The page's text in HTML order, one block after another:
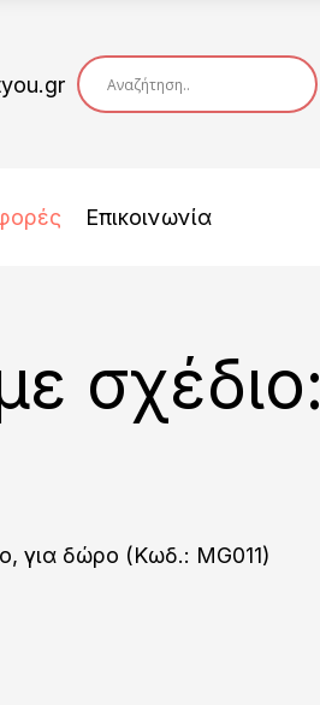
Επικοινωνία
σχέδιο:
για δώρο (Κωδ.: MG011)